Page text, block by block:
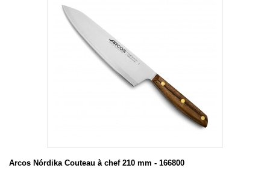
Arcos Nórdika Couteau à chef 210 mm - 166800